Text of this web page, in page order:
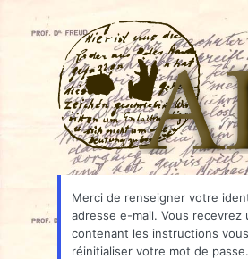
passe
oublié
Merci de renseigner votre
adresse e-mail. Vous recevrez
contenant les instructions
réinitialiser votre mot de passe.